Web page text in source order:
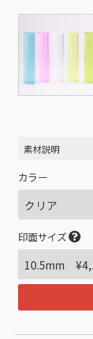
素材説明
カラー
印面サイズ